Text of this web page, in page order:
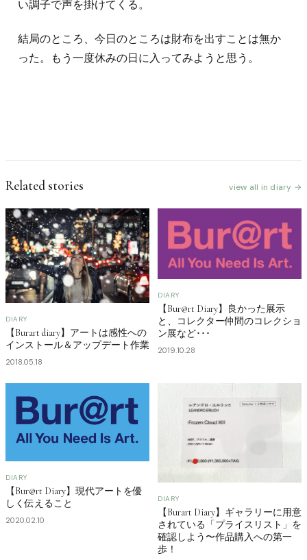
い調子で声を掛けてくる。
結局のところ、今日のところは財布を出すことは無か
った。もう一度休みの日に入ってみようと思う。
Related stories view all in diary →
DIARY
【Burart diary】アートは感性への
インストール＆アップデート作業
2018.05.18
DIARY
【Bur@rt Diary】良かった展示
と、コレクター仲間のコレクショ
ン展など･･･
2019.10.28
DIARY
【Bur@rt Diary】現代アートを優
しく伝えること
2020.02.10
DIARY
【Burart Diary】ギャラリーに用意
されている「プライスリスト」を
確認しよう〜作品購入への第一
歩！